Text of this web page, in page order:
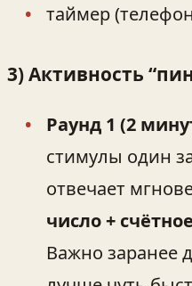
таймер
3) Активность
Раунд 1 (2
стимулы один
отвечает
число +
Важно заранее